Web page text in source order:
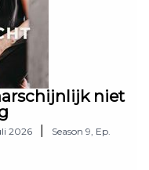
niet
2026 Season 9 Ep.